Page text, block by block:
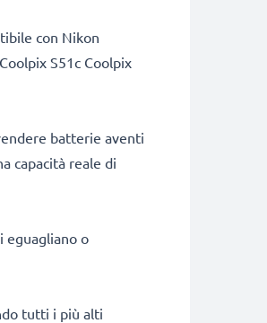
con Nikon
S51c Coolpix
batterie aventi
capacità reale di
eguagliano o
tutti i più alti